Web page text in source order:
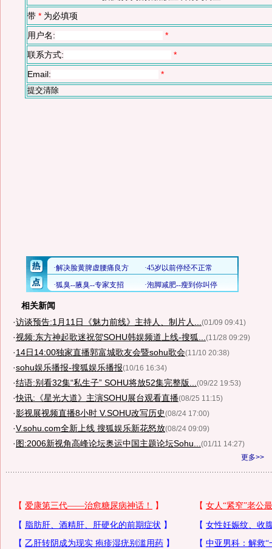
带 * 为必填项
用户名:
*
联系方式:
*
Email:
*
相关新闻
·访谈预告:1月11日《魅力前线》主持人、制片人... (01/09 09:41)
·视频:东方神起歌迷祝贺SOHU韩娱频道上线-搜狐... (11/28 09:29)
·14日14:00独家直播郭富城歌友会暨sohu歌会(11/10 20:38)
·sohu娱乐播报-搜狐娱乐播报(10/16 16:34)
·结语:别看32集“私生子” SOHU将放52集完整版... (09/22 19:53)
·快讯:《星光大道》主演SOHU展台观看直播(08/25 11:15)
·影视展视频直播8小时 V.SOHU改写历史(08/24 17:00)
·V.sohu.com全新上线 搜狐娱乐新花怒放(08/24 09:09)
·图:2006新视角高峰论坛奥运中国主题论坛Sohu... (01/11 14:27)
更多>>